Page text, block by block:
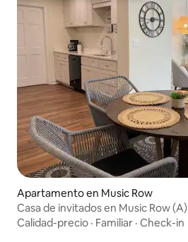
Apartamento en Music Row
Casa de invitados en Music Row (A)
Calidad-precio · Familiar · Check-in